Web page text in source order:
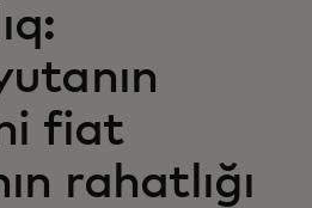
fiat
rahatlığı